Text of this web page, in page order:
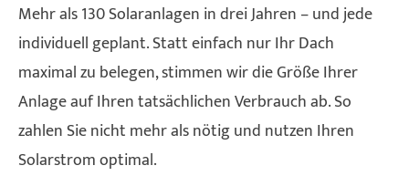
Mehr als 130 Solaranlagen in drei Jahren – und jede
individuell geplant. Statt einfach nur Ihr Dach
maximal zu belegen, stimmen wir die Größe Ihrer
Anlage auf Ihren tatsächlichen Verbrauch ab. So
zahlen Sie nicht mehr als nötig und nutzen Ihren
Solarstrom optimal.